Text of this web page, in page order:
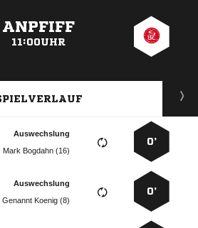
ANPFIFF
11:00UHR
0’
Auswechslung
  
0’
Auswechslung
 